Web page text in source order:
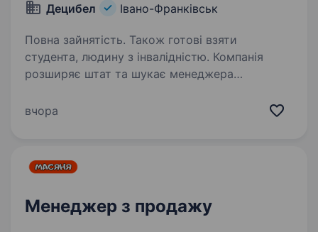
Децибел Івано-Франківськ
Повна зайнятість. Також готові взяти
студента, людину з інвалідністю. Компанія
розширяє штат та шукає менеджера
товари (автозвук, автохімія, автосвітло).
вчора
Менеджер з продажу